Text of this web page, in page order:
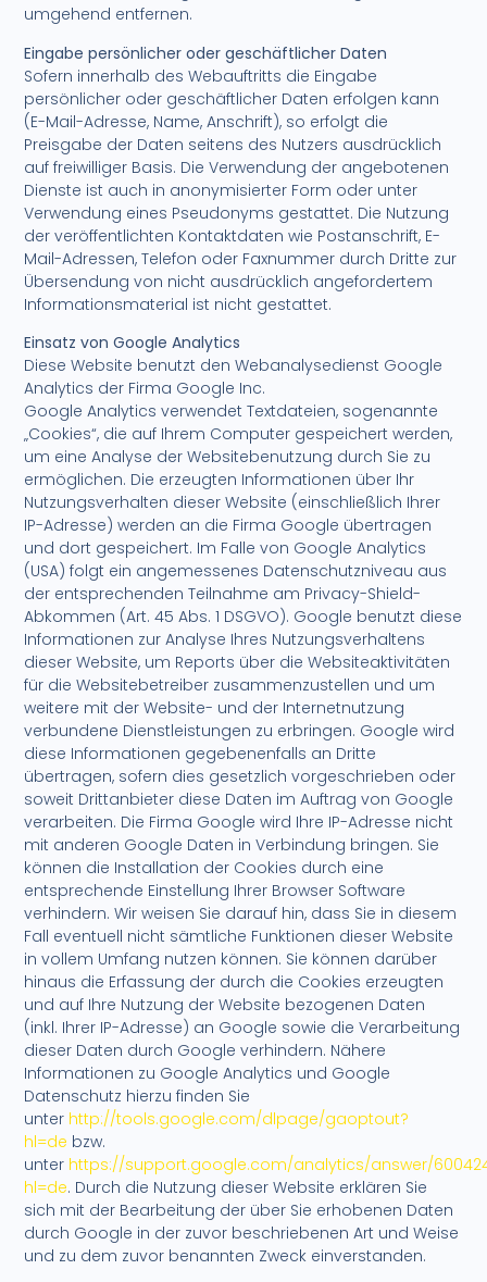
umgehend entfernen.
Eingabe persönlicher oder geschäftlicher Daten
Sofern innerhalb des Webauftritts die Eingabe
persönlicher oder geschäftlicher Daten erfolgen kann
(E-Mail-Adresse, Name, Anschrift), so erfolgt die
Preisgabe der Daten seitens des Nutzers ausdrücklich
auf freiwilliger Basis. Die Verwendung der angebotenen
Dienste ist auch in anonymisierter Form oder unter
Verwendung eines Pseudonyms gestattet. Die Nutzung
der veröffentlichten Kontaktdaten wie Postanschrift, E-
Mail-Adressen, Telefon oder Faxnummer durch Dritte zur
Übersendung von nicht ausdrücklich angefordertem
Informationsmaterial ist nicht gestattet.
Einsatz von Google Analytics
Diese Website benutzt den Webanalysedienst Google
Analytics der Firma Google Inc.
Google Analytics verwendet Textdateien, sogenannte
„Cookies“, die auf Ihrem Computer gespeichert werden,
um eine Analyse der Websitebenutzung durch Sie zu
ermöglichen. Die erzeugten Informationen über Ihr
Nutzungsverhalten dieser Website (einschließlich Ihrer
IP-Adresse) werden an die Firma Google übertragen
und dort gespeichert. Im Falle von Google Analytics
(USA) folgt ein angemessenes Datenschutzniveau aus
der entsprechenden Teilnahme am Privacy-Shield-
Abkommen (Art. 45 Abs. 1 DSGVO). Google benutzt diese
Informationen zur Analyse Ihres Nutzungsverhaltens
dieser Website, um Reports über die Websiteaktivitäten
für die Websitebetreiber zusammenzustellen und um
weitere mit der Website- und der Internetnutzung
verbundene Dienstleistungen zu erbringen. Google wird
diese Informationen gegebenenfalls an Dritte
übertragen, sofern dies gesetzlich vorgeschrieben oder
soweit Drittanbieter diese Daten im Auftrag von Google
verarbeiten. Die Firma Google wird Ihre IP-Adresse nicht
mit anderen Google Daten in Verbindung bringen. Sie
können die Installation der Cookies durch eine
entsprechende Einstellung Ihrer Browser Software
verhindern. Wir weisen Sie darauf hin, dass Sie in diesem
Fall eventuell nicht sämtliche Funktionen dieser Website
in vollem Umfang nutzen können. Sie können darüber
hinaus die Erfassung der durch die Cookies erzeugten
und auf Ihre Nutzung der Website bezogenen Daten
(inkl. Ihrer IP-Adresse) an Google sowie die Verarbeitung
dieser Daten durch Google verhindern. Nähere
Informationen zu Google Analytics und Google
Datenschutz hierzu finden Sie
unter http://tools.google.com/dlpage/gaoptout?
hl=de bzw.
unter https://support.google.com/analytics/answer/
hl=de. Durch die Nutzung dieser Website erklären Sie
sich mit der Bearbeitung der über Sie erhobenen Daten
durch Google in der zuvor beschriebenen Art und Weise
und zu dem zuvor benannten Zweck einverstanden.